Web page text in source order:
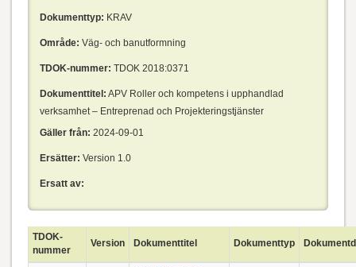
Dokumenttyp: KRAV
Område: Väg- och banutformning
TDOK-nummer: TDOK 2018:0371
Dokumenttitel: APV Roller och kompetens i upphandlad
verksamhet – Entreprenad och Projekteringstjänster
Gäller från: 2024-09-01
Ersätter: Version 1.0
Ersatt av:
TDOK-
nummer
Version Dokumenttitel Dokumenttyp